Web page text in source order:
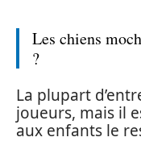
Les chiens
?
La plupart
joueurs, mais il
aux enfants le